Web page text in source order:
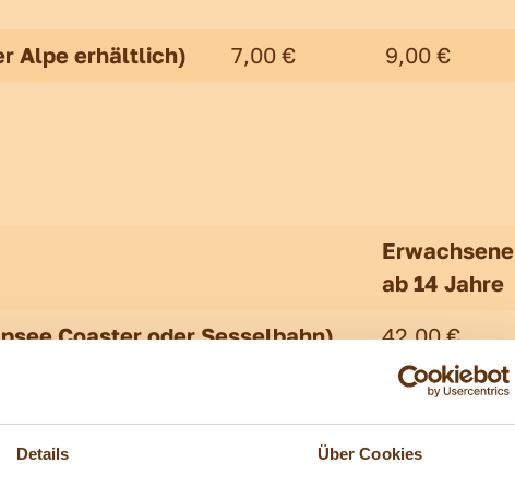
Details Über Cookies
Alpe erhältlich) 7,00 € 9,00 €
Erwachsene
ab 14 Jahre
Coaster oder Sesselbahn)
42,00 €
27,00 €